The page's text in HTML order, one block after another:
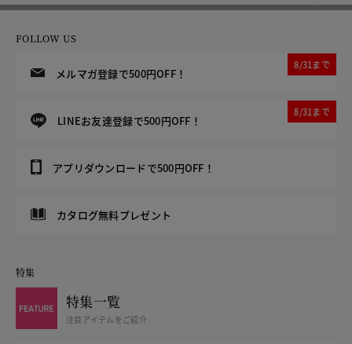
FOLLOW US
メルマガ登録で500円OFF！
8/31まで
LINEお友達登録で500円OFF！
8/31まで
アプリダウンロードで500円OFF！
カタログ無料プレゼント
特集
特集一覧
注目アイテムをご紹介